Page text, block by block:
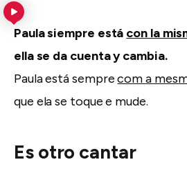
Paula siempre está con la
ella se da cuenta y cambia.
Paula está semprecom a
que ela se toque e mude.
Es otro cantar